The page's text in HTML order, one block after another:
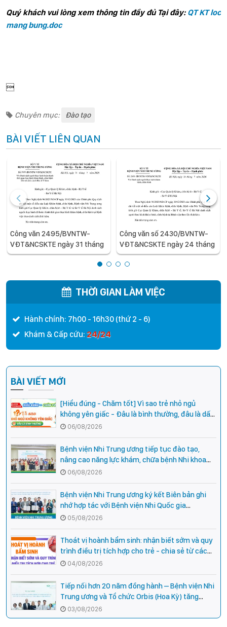
Quý khách vui lòng xem thông tin đầy đủ Tại đây: QT KT loc
mang bung.doc

Chuyên mục: Đào tạo
BÀI VIẾT LIÊN QUAN
Công văn 2495/BVNTW-
VĐT&NCSKTE ngày 31 tháng
7 năm 2026 V/v Danh sách
người thực hành hoàn thành
bệnh, chữa bệnh đối với chức
danh Bác sĩ Y khoa
Công văn số 2430/BVNTW-
VĐT&NCSKTE ngày 24 tháng
7 năm 2026 V/v Danh sách
người thực hành khám bệnh,
THỜI GIAN LÀM VIỆC
Hành chính: 7h00 - 16h30 (thứ 2 - 6)
Khám & Cấp cứu: 24/24
BÀI VIẾT MỚI
[Hiểu đúng - Chăm tốt] Vì sao trẻ nhỏ ngủ
không yên giấc - Đâu là bình thường, đâu là dấu
hiệu cần đi khám ngay?
06/08/2026
Bệnh viện Nhi Trung ương tiếp tục đào tạo,
nâng cao năng lực khám, chữa bệnh Nhi khoa
cho cán bộ y tế tại các tỉnh miền núi phía Bắc
06/08/2026
Bệnh viện Nhi Trung ương ký kết Biên bản ghi
nhớ hợp tác với Bệnh viện Nhi Quốc gia
Campuchia
05/08/2026
Thoát vị hoành bẩm sinh: nhận biết sớm và quy
trình điều trị tích hợp cho trẻ - chia sẻ từ các
chuyên gia hàng đầu của Bệnh Viện Nhi Trung
04/08/2026
Tiếp nối hơn 20 năm đồng hành – Bệnh viện Nhi
Trung ương và Tổ chức Orbis (Hoa Kỳ) tăng
cường hợp tác, mở rộng cơ hội bảo vệ thị lực
cho trẻ em Việt Nam
03/08/2026